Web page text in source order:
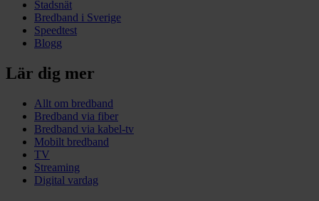
Stadsnät
Bredband i Sverige
Speedtest
Blogg
Lär dig mer
Allt om bredband
Bredband via fiber
Bredband via kabel-tv
Mobilt bredband
TV
Streaming
Digital vardag